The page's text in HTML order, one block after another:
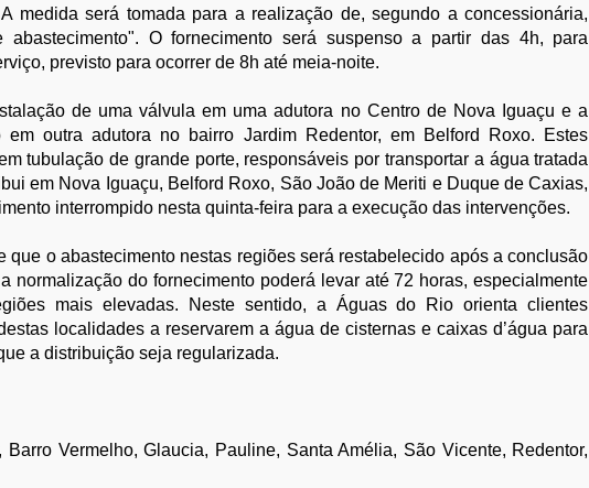
medida será tomada para a realização de, segundo a concessionária,
abastecimento". O fornecimento será suspenso a partir das 4h, para
previsto para ocorrer de 8h até meia-noite.
de uma válvula em uma adutora no Centro de Nova Iguaçu e a
em outra adutora no bairro Jardim Redentor, em Belford Roxo. Estes
tubulação de grande porte, responsáveis por transportar a água tratada
em Nova Iguaçu, Belford Roxo, São João de Meriti e Duque de Caxias,
interrompido nesta quinta-feira para a execução das intervenções.
que o abastecimento nestas regiões será restabelecido após a conclusão
normalização do fornecimento poderá levar até 72 horas, especialmente
mais elevadas. Neste sentido, a Águas do Rio orienta clientes
localidades a reservarem a água de cisternas e caixas d’água para
a distribuição seja regularizada.
Barro Vermelho, Glaucia, Pauline, Santa Amélia, São Vicente, Redentor,